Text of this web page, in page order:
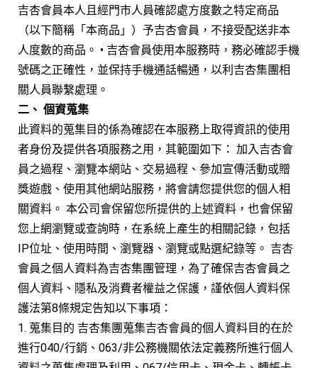
吉杏會員本人且經門市人員確認處方度數之特定商品
（以下簡稱「本商品」）予吉杏會員，不接受配送非本
人度數的商品。 • 吉杏會員使用本服務時，務必確認手機
號碼之正確性，並保持手機通話暢通，以利吉杏集團相
關人員聯繫處理。
二、 個資蒐集
此資料的蒐集目的係為確認在本服務上取得資訊的使用
者身份及提供各項服務之用，其範圍如下： 加入吉杏會
員之過程、瀏覽本網站、交易過程、參加宣傳活動或贈
獎遊戲、使用其他網站服務，將會請您提供您的個人相
關資料。 本公司會保留您所提供的上述資料，也會保留
您上網瀏覽或查詢時，在系統上產生的相關記錄，包括
IP位址、使用時間、瀏覽器、瀏覽或點選紀錄等。 吉杏
會員之個人資料為吉杏集團管理，為了確保吉杏會員之
個人資料、隱私及消費者權益之保護，謹依個人資料保
護法第8條規定告知以下事項：
1. 蒐集目的 吉杏集團蒐集吉杏會員的個人資料目的在於
進行040/行銷、063/非公務機關依法定義務所進行個人